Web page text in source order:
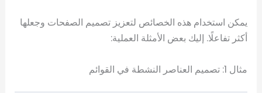
يمكن استخدام هذه الخصائص لتعزيز تصميم الصفحات وجعلها
أكثر تفاعلًا. إليك بعض الأمثلة العملية:
مثال 1: تصميم العناصر النشطة في القوائم